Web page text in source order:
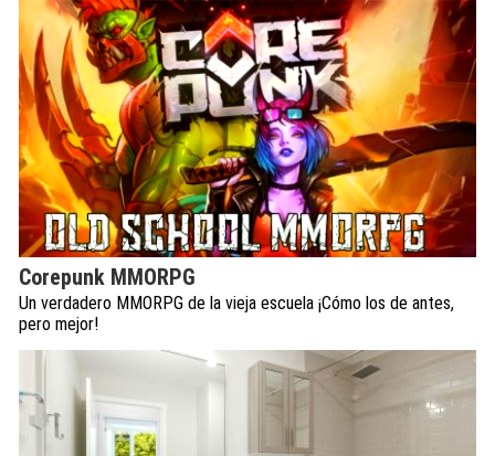
Corepunk MMORPG
Un verdadero MMORPG de la vieja escuela ¡Cómo los de antes,
pero mejor!